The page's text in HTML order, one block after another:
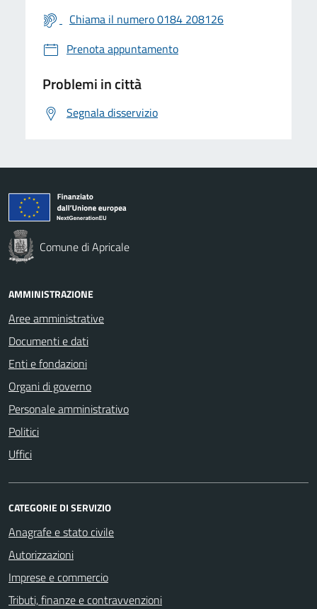
Chiama il numero 0184 208126
Prenota appuntamento
Problemi in città
Segnala disservizio
Comune di Apricale
AMMINISTRAZIONE
Aree amministrative
Documenti e dati
Enti e fondazioni
Organi di governo
Personale amministrativo
Politici
Uffici
CATEGORIE DI SERVIZIO
Anagrafe e stato civile
Autorizzazioni
Imprese e commercio
Tributi, finanze e contravvenzioni